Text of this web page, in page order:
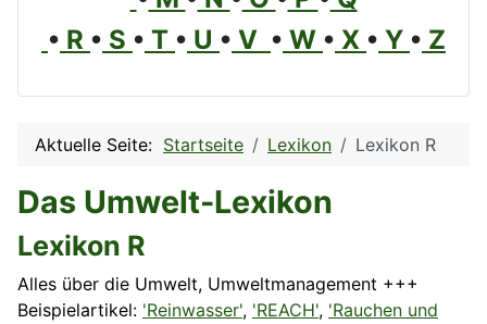
• R • S • T • U • V • W • X • Y • Z
Aktuelle Seite: Startseite Lexikon Lexikon R
Das Umwelt-Lexikon
Lexikon R
Alles über die Umwelt, Umweltmanagement +++
Beispielartikel: 'Reinwasser', 'REACH', 'Rauchen und